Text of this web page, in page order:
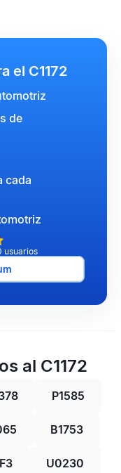
el C1172
de
cada
usuarios
al C1172
P1585
B1753
U0230